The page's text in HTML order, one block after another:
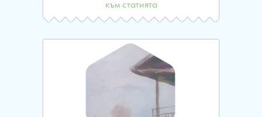
on
line
към статията